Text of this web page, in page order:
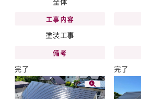
工事内容
塗装工事
備考
完了 完了